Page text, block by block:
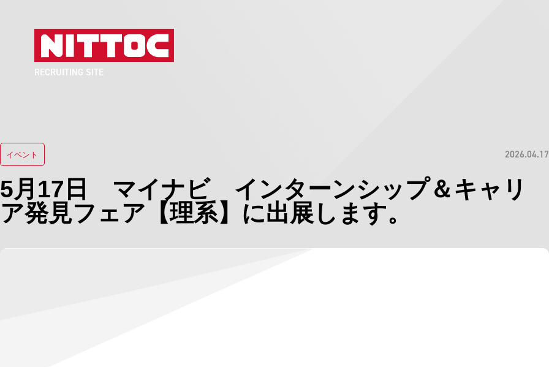
RECRUITING SITE
5月17日 マイナビ インターンシップ＆キャリ
ア発見フェア【理系】に出展します。
イベント 2026.04.17